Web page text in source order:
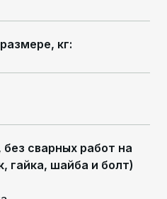
кг:
сварных работ на
гайка, шайба и болт)